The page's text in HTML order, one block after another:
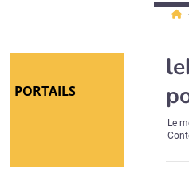
PORTAILS
Le